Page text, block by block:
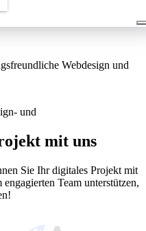
Webdesign und
und
mit uns
Sie Ihr digitales Projekt mit
Team unterstützen,